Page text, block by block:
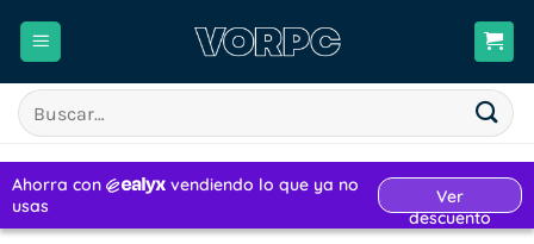
Buscar
por: